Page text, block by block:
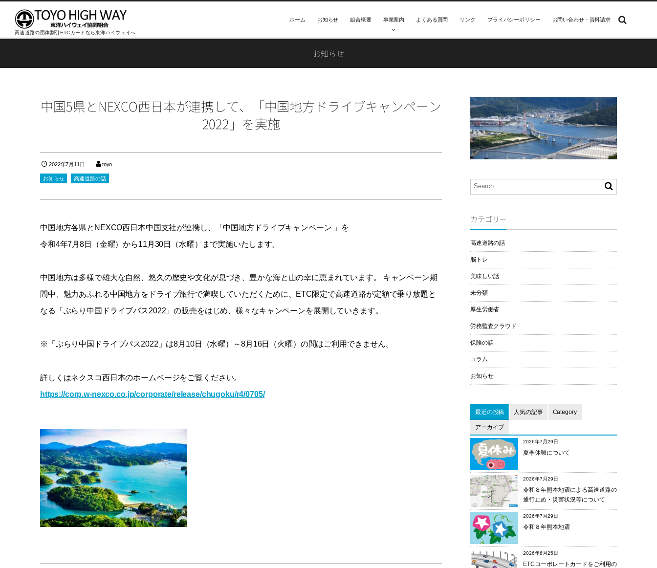
高速道路の団体割引ETCカードなら東洋ハイウェイへ
ホーム お知らせ 組合概要 事業案内 よくある質問 リンク プライバシーポリシー お問い合わせ・資料請求
お知らせ
中国5県とNEXCO西日本が連携して、「中国地方ドライブキャンペーン
2022」を実施
2022年7月11日 toyo
お知らせ 高速道路の話
中国地方各県とNEXCO西日本中国支社が連携し、「中国地方ドライブキャンペーン 」を
令和4年7月8日（金曜）から11月30日（水曜）まで実施いたします。
中国地方は多様で雄大な自然、悠久の歴史や文化が息づき、豊かな海と山の幸に恵まれています。 キャンペーン期
間中、魅力あふれる中国地方をドライブ旅行で満喫していただくために、ETC限定で高速道路が定額で乗り放題と
なる「ぶらり中国ドライブパス2022」の販売をはじめ、様々なキャンペーンを展開していきます。
※「ぶらり中国ドライブパス2022」は8月10日（水曜）～8月16日（火曜）の間はご利用できません。
詳しくはネクスコ西日本のホームページをご覧ください。
https://corp.w-nexco.co.jp/corporate/release/chugoku/r4/0705/
カテゴリー
高速道路の話
脳トレ
美味しい話
未分類
厚生労働省
労務監査クラウド
保険の話
コラム
お知らせ
最近の投稿 人気の記事 Category
アーカイブ
2026年7月29日
夏季休暇について
2026年7月29日
令和８年熊本地震による高速道路の
通行止め・災害状況等について
2026年7月29日
令和８年熊本地震
2026年6月25日
ETCコーポレートカードをご利用の